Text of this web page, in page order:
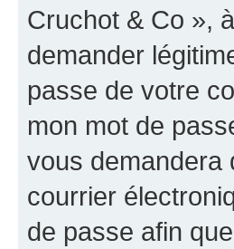
Cruchot & Co »,
demander
passe de votre
mon mot de
vous demandera
courrier
de passe afin